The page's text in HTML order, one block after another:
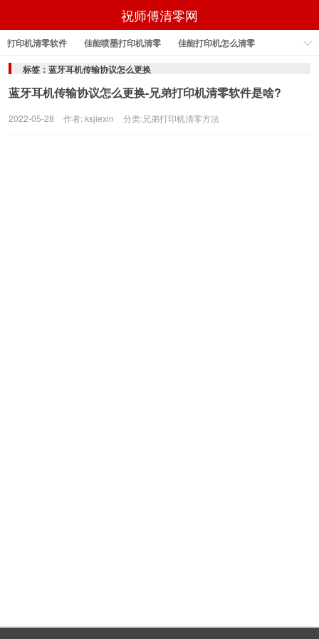
祝师傅清零网
打印机清零软件 佳能喷墨打印机清零
佳能打印机怎么清零
佳能打印机怎样清零
佳能打印机清零
epson打印机清零软件
标签：蓝牙耳机传输协议怎么更换
蓝牙耳机传输协议怎么更换-兄弟打印机清零软件是啥?
2022-05-28 作者: ksjiexin 分类:兄弟打印机清零方法